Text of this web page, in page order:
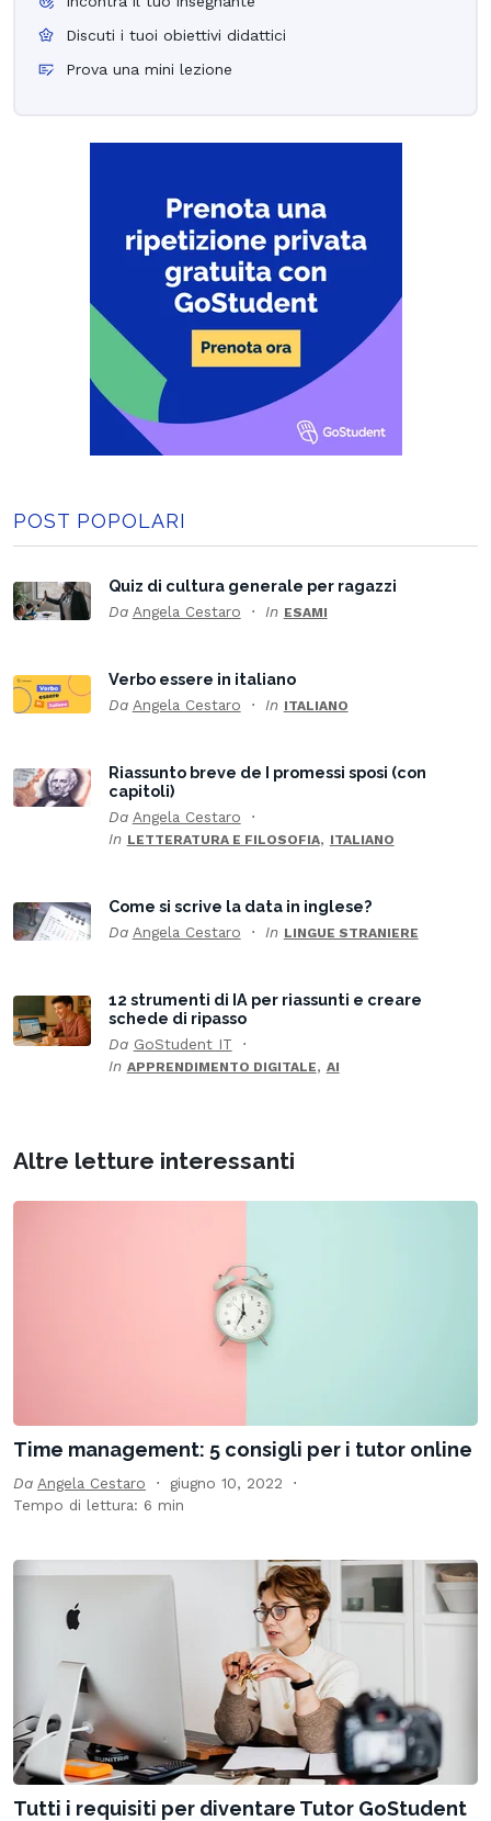
Discuti i tuoi obiettivi didattici
Prova una mini lezione
POST POPOLARI
Quiz di cultura generale per ragazzi
Da Angela Cestaro In ESAMI
Verbo essere in italiano
Da Angela Cestaro In ITALIANO
Riassunto breve de I promessi sposi (con
capitoli)
Da Angela Cestaro
In LETTERATURA E FILOSOFIA, ITALIANO
Come si scrive la data in inglese?
Da Angela Cestaro In LINGUE STRANIERE
12 strumenti di IA per riassunti e creare
schede di ripasso
Da GoStudent IT
In APPRENDIMENTO DIGITALE, AI
Altre letture interessanti
Time management: 5 consigli per i tutor online
Da Angela Cestaro
giugno 10, 2022
Tempo di lettura: 6 min
Tutti i requisiti per diventare Tutor GoStudent